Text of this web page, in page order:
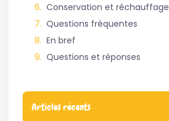
Conservation et réchauffage
Questions fréquentes
En bref
Questions et réponses
Articles récents